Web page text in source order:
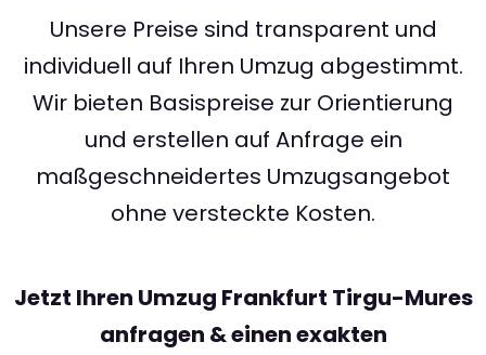
Unsere Preise sind transparent und
individuell auf Ihren Umzug abgestimmt.
Wir bieten Basispreise zur Orientierung
und erstellen auf Anfrage ein
maßgeschneidertes Umzugsangebot
ohne versteckte Kosten.
Jetzt Ihren Umzug Frankfurt Tirgu-Mures
anfragen & einen exakten